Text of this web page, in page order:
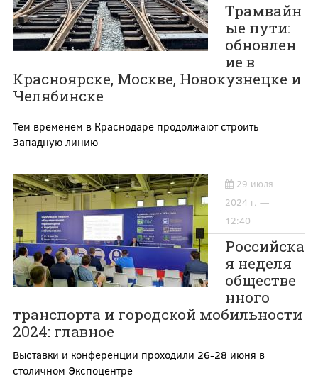
Трамвайн
ые пути:
обновлен
ие в
Красноярске, Москве, Новокузнецке и
Челябинске
Тем временем в Краснодаре продолжают строить
Западную линию
29 июля
2024 г. —
12:40
Российска
я неделя
обществе
нного
транспорта и городской мобильности
2024: главное
Выставки и конференции проходили 26-28 июня в
столичном Экспоцентре